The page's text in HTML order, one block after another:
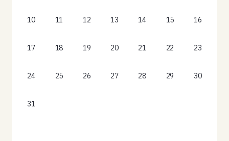
10 11 12 13 14 15 16
17 18 19 20 21 22 23
24 25 26 27 28 29 30
31